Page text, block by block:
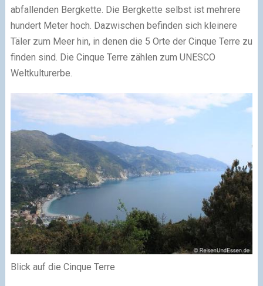
abfallenden Bergkette. Die Bergkette selbst ist mehrere
hundert Meter hoch. Dazwischen befinden sich kleinere
Täler zum Meer hin, in denen die 5 Orte der Cinque Terre zu
finden sind. Die Cinque Terre zählen zum UNESCO
Weltkulturerbe.
Blick auf die Cinque Terre